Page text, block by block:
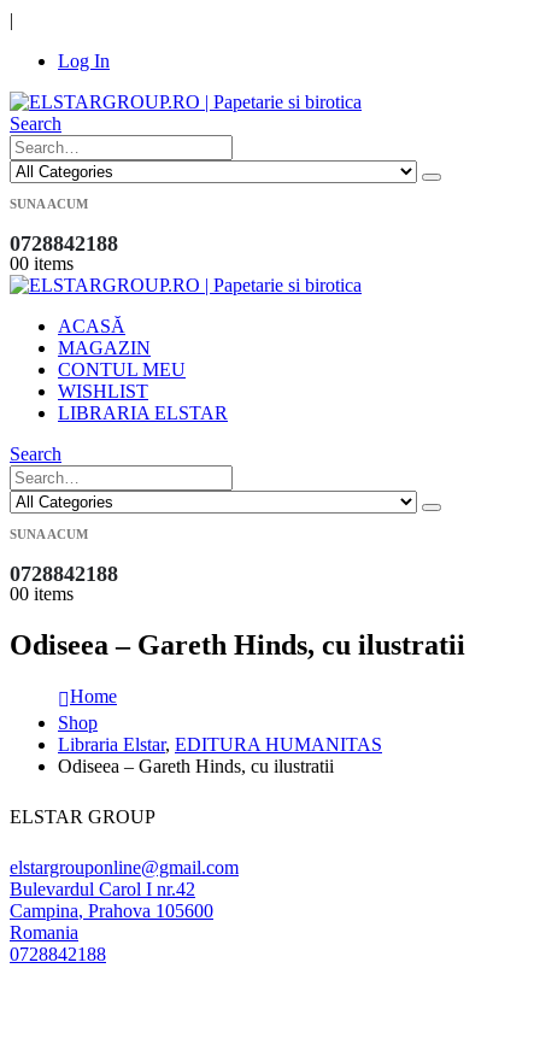
|
Log In
Search
SUNA ACUM
0728842188
00 items
ACASĂ
MAGAZIN
CONTUL MEU
WISHLIST
LIBRARIA ELSTAR
Search
SUNA ACUM
0728842188
00 items
Odiseea – Gareth Hinds, cu ilustratii
Home
Shop
Libraria Elstar, EDITURA HUMANITAS
Odiseea – Gareth Hinds, cu ilustratii
ELSTAR GROUP
elstargrouponline@gmail.com
Bulevardul Carol I nr.42
Campina, Prahova 105600
Romania
0728842188